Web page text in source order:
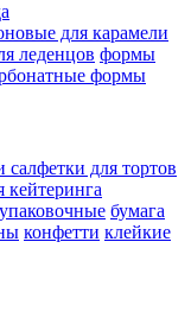
для карамели
леденцов формы
формы
для тортов
кейтеринга
бумага
конфетти клейкие